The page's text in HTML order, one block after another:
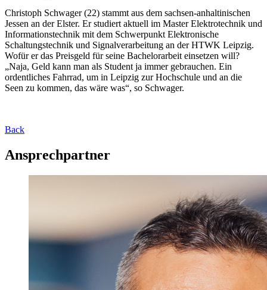
Christoph Schwager (22) stammt aus dem sachsen-anhaltinischen
Jessen an der Elster. Er studiert aktuell im Master Elektrotechnik und
Informationstechnik mit dem Schwerpunkt Elektronische
Schaltungstechnik und Signalverarbeitung an der HTWK Leipzig.
Wofür er das Preisgeld für seine Bachelorarbeit einsetzen will?
„Naja, Geld kann man als Student ja immer gebrauchen. Ein
ordentliches Fahrrad, um in Leipzig zur Hochschule und an die
Seen zu kommen, das wäre was“, so Schwager.
Back
Ansprechpartner